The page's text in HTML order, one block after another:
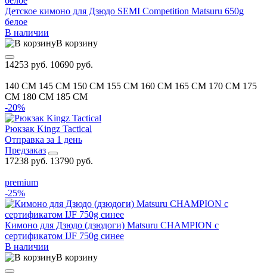
Детское кимоно для Дзюдо SEMI Competition Matsuru 650g
белое
В наличии
В корзину
14253 руб. 10690 руб.
140 CM 145 CM 150 CM 155 CM 160 CM 165 CM 170 CM 175
CM 180 CM 185 CM
-20%
Рюкзак Kingz Tactical
Отправка за 1 день
Предзаказ
17238 руб. 13790 руб.
premium
-25%
Кимоно для Дзюдо (дзюдоги) Matsuru CHAMPION с
сертификатом IJF 750g синее
В наличии
В корзину